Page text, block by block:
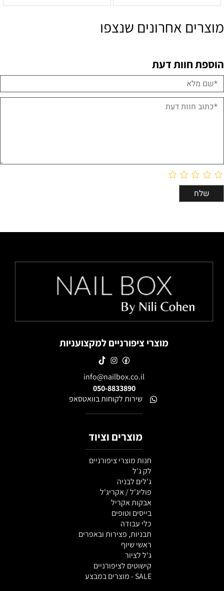
מוצרים אחרונים שנצפו
הוספת חוות דעת
מוצרי ציפורניים למקצועניות
info@nailbox.co.il
050-8833890
שירות לקוחות בוואטסאפ
מוצרים וציוד
חנות מוצרי ציפורניים
לק ג'ל
ג'לים לבניה
פוליג'ל / אקריג'ל
אבקות אקריל
בייסים וטופים
כלי עבודה
תבניות, פצירות ובאפרים
ראשי שיוף
ג'ל לציור
קישוטים לציפורניים
SALE - מוצרים במבצע